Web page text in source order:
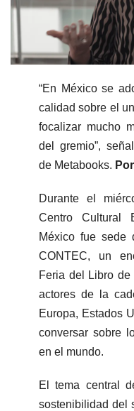
“En México se
calidad sobre el
focalizar mucho
del gremio”,
de Metabooks.
Durante el
Centro Cultural
México fue sede
CONTEC, un
Feria del Libro
actores de la
Europa, Estados
conversar sobre
en el mundo.
El tema central
sostenibilidad del